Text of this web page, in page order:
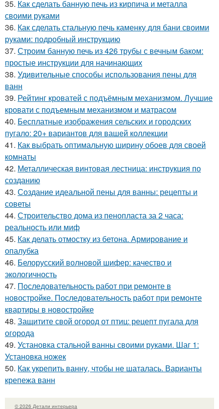
35. Как сделать банную печь из кирпича и металла
своими руками
36. Как сделать стальную печь каменку для бани своими
руками: подробный инструкцию
37. Строим банную печь из 426 трубы с вечным баком:
простые инструкции для начинающих
38. Удивительные способы использования пены для
ванн
39. Рейтинг кроватей с подъёмным механизмом. Лучшие
кровати с подъемным механизмом и матрасом
40. Бесплатные изображения сельских и городских
пугало: 20+ вариантов для вашей коллекции
41. Как выбрать оптимальную ширину обоев для своей
комнаты
42. Металлическая винтовая лестница: инструкция по
созданию
43. Создание идеальной пены для ванны: рецепты и
советы
44. Строительство дома из пенопласта за 2 часа:
реальность или миф
45. Как делать отмостку из бетона. Армирование и
опалубка
46. Белорусский волновой шифер: качество и
экологичность
47. Последовательность работ при ремонте в
новостройке. Последовательность работ при ремонте
квартиры в новостройке
48. Защитите свой огород от птиц: рецепт пугала для
огорода
49. Установка стальной ванны своими руками. Шаг 1:
Установка ножек
50. Как укрепить ванну, чтобы не шаталась. Варианты
крепежа ванн
© 2026 Детали интерьера